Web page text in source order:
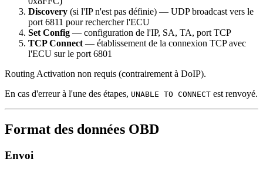
Discovery (si l'IP n'est pas définie) — UDP broadcast vers le
port 6811 pour rechercher l'ECU
Set Config — configuration de l'IP, SA, TA, port TCP
TCP Connect — établissement de la connexion TCP avec
l'ECU sur le port 6801
Routing Activation non requis (contrairement à DoIP).
En cas d'erreur à l'une des étapes, UNABLE TO CONNECT est renvoyé.
Format des données OBD
Envoi